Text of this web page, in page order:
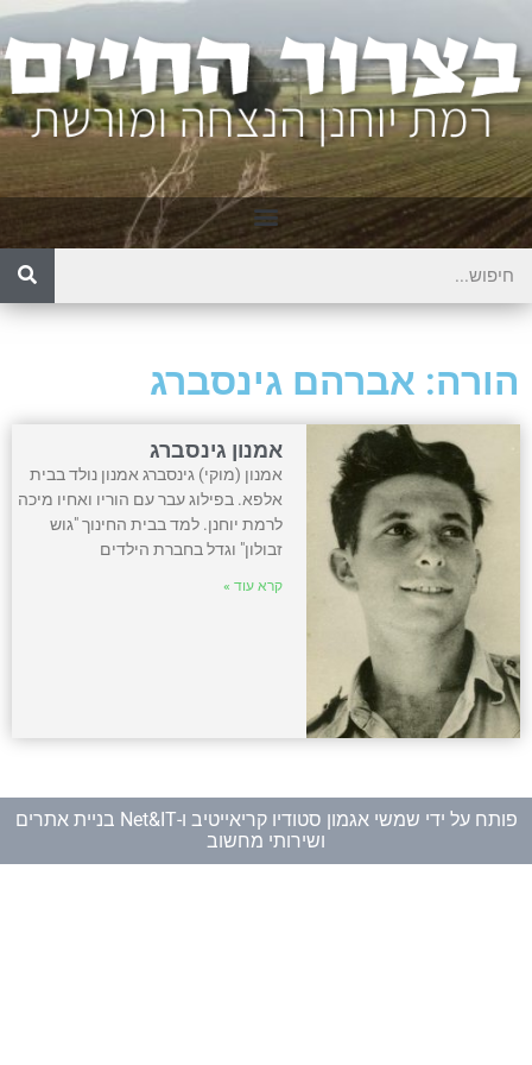
הורה: אברהם גינסברג
אמנון גינסברג
אמנון (מוקי) גינסברג אמנון נולד בבית
אלפא. בפילוג עבר עם הוריו ואחיו מיכה
לרמת יוחנן. למד בבית החינוך "גוש
זבולון" וגדל בחברת הילדים
קרא עוד »
פותח על ידי שמשי אגמון סטודיו קריאייטיב ו-
Net&IT בניית אתרים
ושירותי מחשוב